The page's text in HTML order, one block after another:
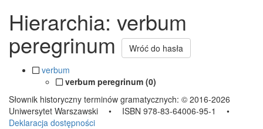
Hierarchia: verbum
peregrinum
Wróć do hasła
verbum
verbum peregrinum (0)
Słownik historyczny terminów gramatycznych: © 2016-2026
Uniwersytet Warszawski
• ISBN 978-83-64006-95-1
•
Deklaracja dostępności